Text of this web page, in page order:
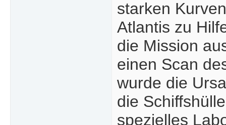
starken
Atlantis zu
die Mission
einen Scan
wurde die
die
spezielles